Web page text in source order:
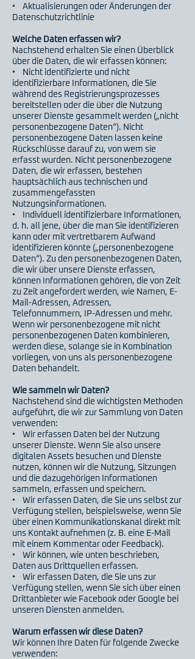
• Aktualisierungen oder Änderungen der
Datenschutzrichtlinie
Welche Daten erfassen wir?
Nachstehend erhalten Sie einen Überblick
über die Daten, die wir erfassen können:
• Nicht identifizierte und nicht
identifizierbare Informationen, die Sie
während des Registrierungsprozesses
bereitstellen oder die über die Nutzung
unserer Dienste gesammelt werden („nicht
personenbezogene Daten“). Nicht
personenbezogene Daten lassen keine
Rückschlüsse darauf zu, von wem sie
erfasst wurden. Nicht personenbezogene
Daten, die wir erfassen, bestehen
hauptsächlich aus technischen und
zusammengefassten
Nutzungsinformationen.
• Individuell identifizierbare Informationen,
d. h. all jene, über die man Sie identifizieren
kann oder mit vertretbarem Aufwand
identifizieren könnte („personenbezogene
Daten“). Zu den personenbezogenen Daten,
die wir über unsere Dienste erfassen,
können Informationen gehören, die von Zeit
zu Zeit angefordert werden, wie Namen, E-
Mail-Adressen, Adressen,
Telefonnummern, IP-Adressen und mehr.
Wenn wir personenbezogene mit nicht
personenbezogenen Daten kombinieren,
werden diese, solange sie in Kombination
vorliegen, von uns als personenbezogene
Daten behandelt.
Wie sammeln wir Daten?
Nachstehend sind die wichtigsten Methoden
aufgeführt, die wir zur Sammlung von Daten
verwenden:
• Wir erfassen Daten bei der Nutzung
unserer Dienste. Wenn Sie also unsere
digitalen Assets besuchen und Dienste
nutzen, können wir die Nutzung, Sitzungen
und die dazugehörigen Informationen
sammeln, erfassen und speichern.
• Wir erfassen Daten, die Sie uns selbst zur
Verfügung stellen, beispielsweise, wenn Sie
über einen Kommunikationskanal direkt mit
uns Kontakt aufnehmen (z. B. eine E-Mail
mit einem Kommentar oder Feedback).
• Wir können, wie unten beschrieben,
Daten aus Drittquellen erfassen.
• Wir erfassen Daten, die Sie uns zur
Verfügung stellen, wenn Sie sich über einen
Drittanbieter wie Facebook oder Google bei
unseren Diensten anmelden.
Warum erfassen wir diese Daten?
Wir können Ihre Daten für folgende Zwecke
verwenden: